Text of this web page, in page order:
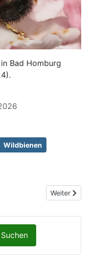
Bad Homburg
Wildbienen
Eucera nigrescens
Nächster
Weiter
Suchen